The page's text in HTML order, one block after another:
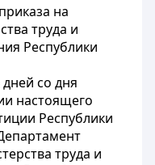
на
труда и
Республики
со дня
настоящего
Республики
труда и